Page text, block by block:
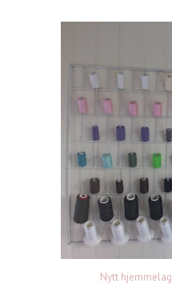
Nytt